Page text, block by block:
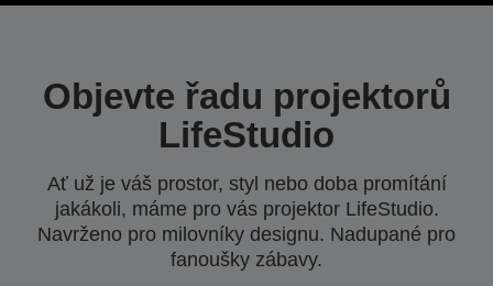
Objevte řadu projektorů
LifeStudio
Ať už je váš prostor, styl nebo doba promítání
jakákoli, máme pro vás projektor LifeStudio.
Navrženo pro milovníky designu. Nadupané pro
fanoušky zábavy.